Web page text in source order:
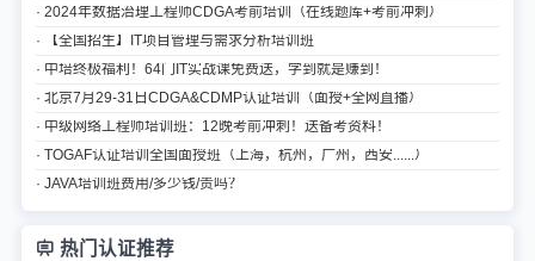
· 2024年数据治理工程师CDGA考前培训（在线题库+考前冲刺）
· 【全国招生】IT项目管理与需求分析培训班
· 中培终极福利！64门IT实战课免费送，学到就是赚到！
· 北京7月29-31日CDGA&CDMP认证培训（面授+全网直播）
· 中级网络工程师培训班：12晚考前冲刺！送备考资料！
· TOGAF认证培训全国面授班（上海，杭州，广州，西安......）
· JAVA培训班费用/多少钱/贵吗？
热门认证推荐